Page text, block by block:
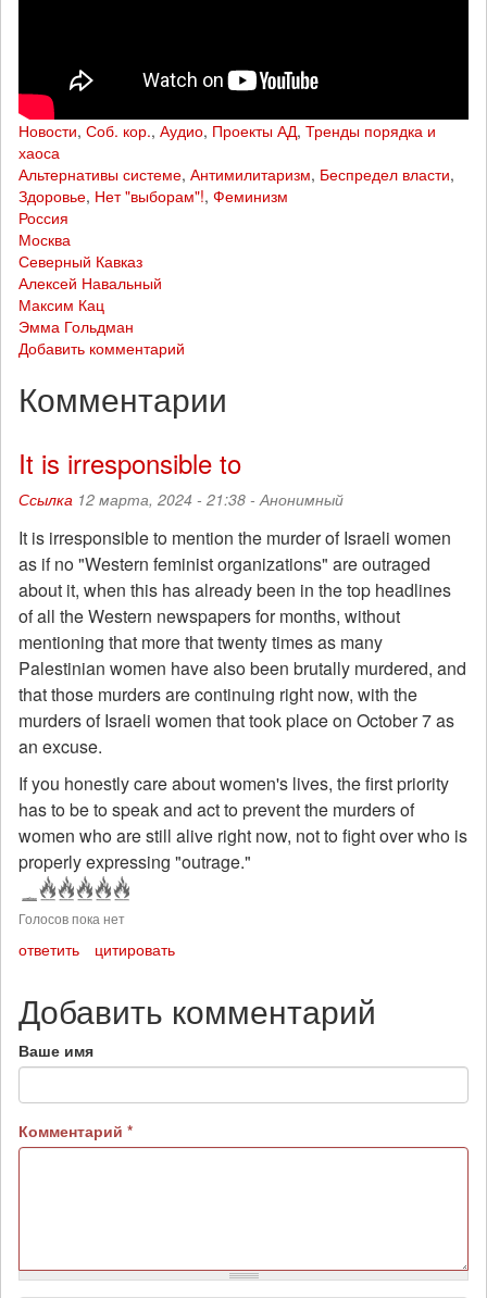
Новости, Соб. кор., Аудио, Проекты АД, Тренды порядка и
хаоса
Альтернативы системе, Антимилитаризм, Беспредел власти,
Здоровье, Нет "выборам"!, Феминизм
Россия
Москва
Северный Кавказ
Алексей Навальный
Максим Кац
Эмма Гольдман
Добавить комментарий
Комментарии
It is irresponsible to
Ссылка 12 марта, 2024 - 21:38 - Анонимный
It is irresponsible to mention the murder of Israeli women
as if no "Western feminist organizations" are outraged
about it, when this has already been in the top headlines
of all the Western newspapers for months, without
mentioning that more that twenty times as many
Palestinian women have also been brutally murdered, and
that those murders are continuing right now, with the
murders of Israeli women that took place on October 7 as
an excuse.
If you honestly care about women's lives, the first priority
has to be to speak and act to prevent the murders of
women who are still alive right now, not to fight over who is
properly expressing "outrage."
Голосов пока нет
ответить цитировать
Добавить комментарий
Ваше имя
Комментарий *